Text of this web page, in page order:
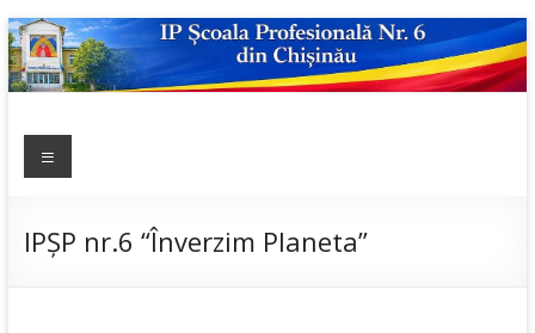
Skip
to
content
NR.6
scoala
nr.6; școală
profesională;
Meniu
IPȘP nr.6 “Înverzim Planeta”